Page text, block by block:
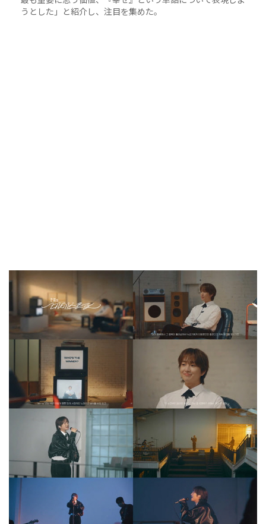
うとした」と紹介し、注目を集めた。